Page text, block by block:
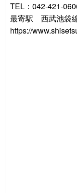
TEL：042-421-
最寄駅 西武池袋
https://